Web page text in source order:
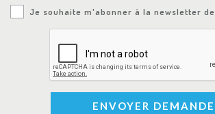
Je souhaite m'abonner à la newsletter
ENVOYER DEMANDE